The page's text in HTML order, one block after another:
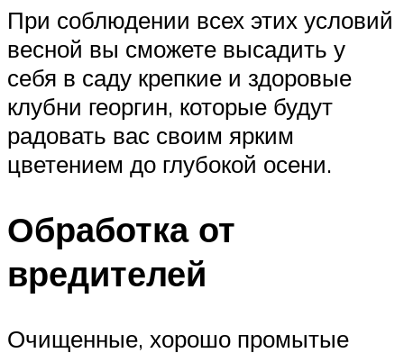
При соблюдении всех этих условий
весной вы сможете высадить у
себя в саду крепкие и здоровые
клубни георгин, которые будут
радовать вас своим ярким
цветением до глубокой осени.
Обработка от
вредителей
Очищенные, хорошо промытые